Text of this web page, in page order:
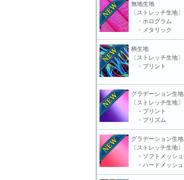
無地生地
〔ストレッチ生地〕
・ホログラム
・メタリック
柄生地
〔ストレッチ生地〕
・プリント
グラデーション生地
〔ストレッチ生地〕
・プリント
・プリズム
グラデーション生地
〔ストレッチ生地〕
・ソフトメッシュ
・ハードメッシュ